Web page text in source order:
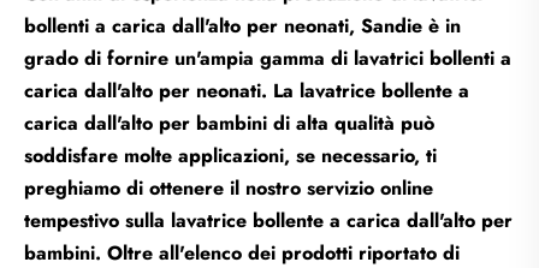
bollenti a carica dall'alto per neonati, Sandie è in
grado di fornire un'ampia gamma di lavatrici bollenti a
carica dall'alto per neonati. La lavatrice bollente a
carica dall'alto per bambini di alta qualità può
soddisfare molte applicazioni, se necessario, ti
preghiamo di ottenere il nostro servizio online
tempestivo sulla lavatrice bollente a carica dall'alto per
bambini. Oltre all'elenco dei prodotti riportato di